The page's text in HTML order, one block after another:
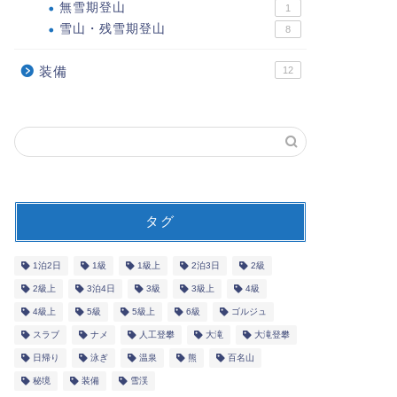
無雪期登山 1
雪山・残雪期登山 8
装備 12
タグ
1泊2日 1級 1級上 2泊3日 2級
2級上 3泊4日 3級 3級上 4級
4級上 5級 5級上 6級 ゴルジュ
スラブ ナメ 人工登攀 大滝 大滝登攀
日帰り 泳ぎ 温泉 熊 百名山
秘境 装備 雪渓